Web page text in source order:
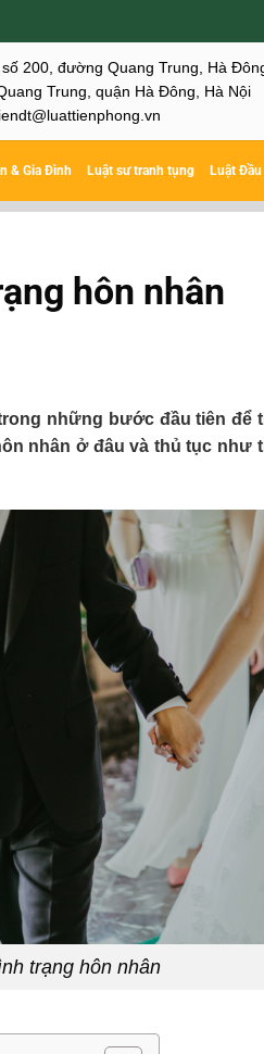
200, đường Quang Trung, Hà
Trung, quận Hà Đông, Hà Nội
& Gia Đình Luật sư tranh tụng Luật
hôn nhân
những bước đầu tiên để
nhân ở đâu và thủ tục như
trạng hôn nhân